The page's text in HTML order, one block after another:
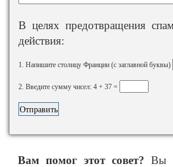
В целях предотвращения
действия:
1. Напишите столицу Франции (с заглавной буквы)
2. Введите сумму чисел: 4 + 37 =
Вам помог этот совет? Вы